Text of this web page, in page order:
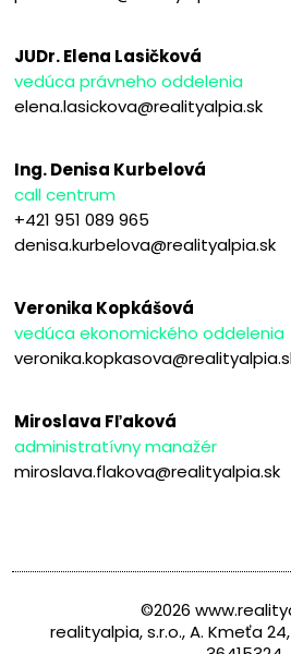
JUDr. Elena Lasičková
vedúca právneho oddelenia
elena.lasickova@realityalpia.sk
Ing. Denisa Kurbelová
call centrum
+421 951 089 965
denisa.kurbelova@realityalpia.sk
Veronika Kopkášová
vedúca ekonomického oddelenia
Miroslava Fľaková
administratívny manažér
miroslava.flakova@realityalpia.sk
©2026
realityalpia, s.r.o., A. Kmeťa